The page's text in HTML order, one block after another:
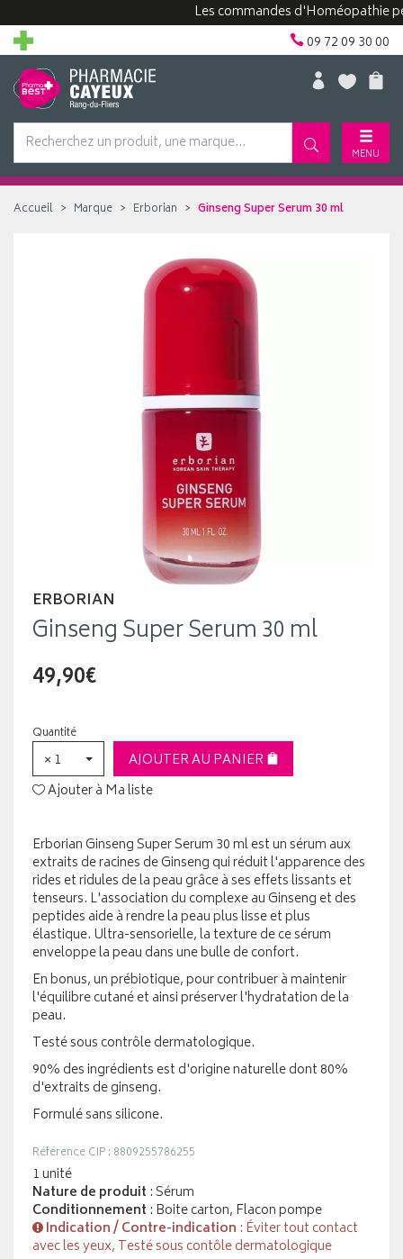
Les commandes d'Homéopathie
09 72 09 30 00
MENU
Accueil Marque Erborian Ginseng Super Serum 30 ml
ERBORIAN
Ginseng Super Serum 30 ml
49,90€
Quantité
× 1
AJOUTER AU PANIER
Ajouter à Ma liste
Erborian Ginseng Super Serum 30 ml est un sérum aux
extraits de racines de Ginseng qui réduit l'apparence des
rides et ridules de la peau grâce à ses effets lissants et
tenseurs. L'association du complexe au Ginseng et des
peptides aide à rendre la peau plus lisse et plus
élastique. Ultra-sensorielle, la texture de ce sérum
enveloppe la peau dans une bulle de confort.
En bonus, un prébiotique, pour contribuer à maintenir
l'équilibre cutané et ainsi préserver l'hydratation de la
peau.
Testé sous contrôle dermatologique.
90% des ingrédients est d'origine naturelle dont 80%
d'extraits de ginseng.
Formulé sans silicone.
Référence CIP : 8809255786255
1 unité
Nature de produit : Sérum
Conditionnement : Boite carton, Flacon pompe
Indication / Contre-indication : Éviter tout contact
avec les yeux, Testé sous contôle dermatologique